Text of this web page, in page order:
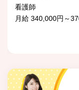
看護師
月給 340,000円～